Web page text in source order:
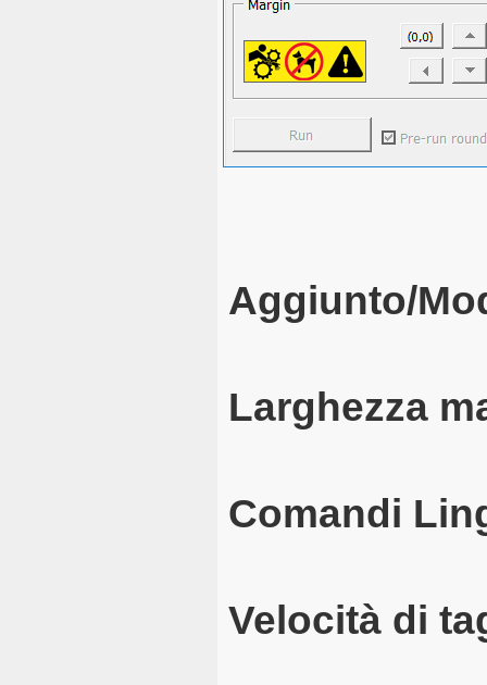
Aggiunto/
Larghezza
Comandi
Velocità di